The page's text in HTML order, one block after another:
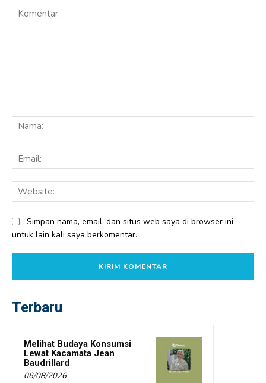
Simpan nama, email, dan situs web saya di browser ini
untuk lain kali saya berkomentar.
Terbaru
Melihat Budaya Konsumsi
Lewat Kacamata Jean
Baudrillard
06/08/2026